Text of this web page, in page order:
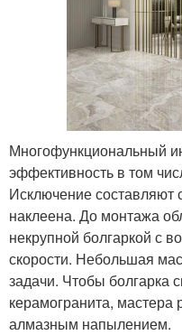
Многофункциональный
эффективность в том
Исключение составляют
наклеена. До монтажа
некрупной болгаркой с
скорости. Небольшая
задачи. Чтобы болгарка
керамогранита, мастера
алмазным напылением.